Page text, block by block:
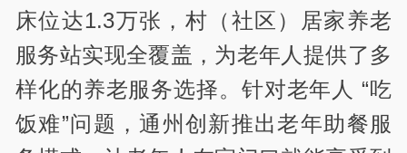
床位达1.3万张，村（社区）居家养老
服务站实现全覆盖，为老年人提供了多
样化的养老服务选择。针对老年人 “吃
饭难”问题，通州创新推出老年助餐服